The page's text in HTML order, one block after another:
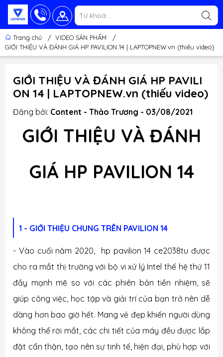
Trang chủ / VIDEO SẢN PHẨM
/
GIỚI THIỆU VÀ ĐÁNH GIÁ HP PAVILION 14 | LAPTOPNEW.vn (thiếu video)
GIỚI THIỆU VÀ ĐÁNH GIÁ HP PAVILI
ON 14 | LAPTOPNEW.vn (thiếu video)
Đăng bởi: Content - Thảo Trương - 03/08/2021
GIỚI THIỆU VÀ ĐÁNH
GIÁ HP PAVILION 14
1 - GIỚI THIỆU CHUNG TRÊN PAVILION 14
- Vào cuối năm 2020, hp pavilion 14 ce2038tu được
cho ra mắt thị trường với bộ vi xử lý Intel thế hệ thứ 11
đầy mạnh mẽ so với các phiên bản tiền nhiệm, sẽ
giúp công việc, học tập và giải trí của bạn trở nên dễ
dàng hơn bao giờ hết. Mang vẻ đẹp khiến người dùng
không thể rời mắt, các chi tiết của máy đều được lắp
đặt cẩn thận, tạo nên sự tinh tế, hiện đại, phù hợp với